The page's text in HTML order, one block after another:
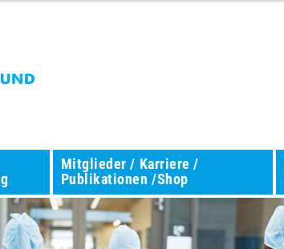
Mitglieder / Karriere /
Publikationen /Shop